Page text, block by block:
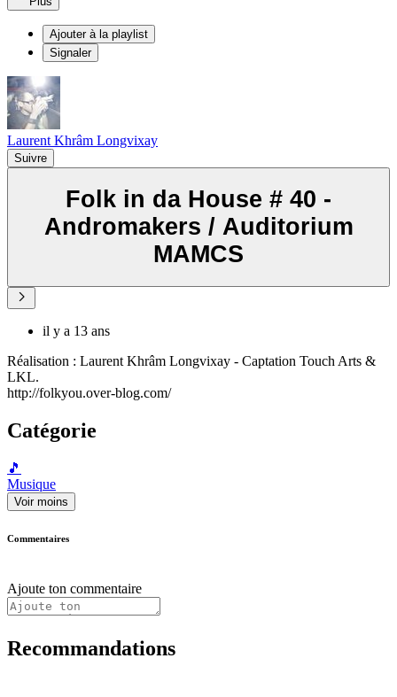
Ajouter à la playlist
Signaler
Laurent Khrâm Longvixay
Suivre
Folk in da House # 40 -
Andromakers / Auditorium
MAMCS
il y a 13 ans
Réalisation : Laurent Khrâm Longvixay - Captation Touch Arts &
LKL.
http://folkyou.over-blog.com/
Catégorie
🎵
Musique
Voir moins
Commentaires
Ajoute ton commentaire
Recommandations